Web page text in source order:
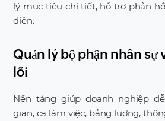
lý mục tiêu chi tiết, hỗ trợ phản
diện.
Quản lý bộ phận nhân sự
lõi
Nền tảng giúp doanh nghiệp
gian, ca làm việc, bảng lương,